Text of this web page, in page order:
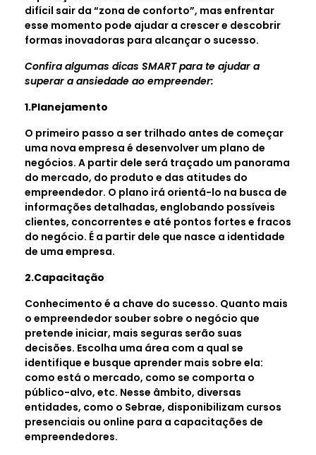
difícil sair da “zona de conforto”, mas enfrentar
esse momento pode ajudar a crescer e descobrir
formas inovadoras para alcançar o sucesso.
Confira algumas dicas SMART para te ajudar a
superar a ansiedade ao empreender:
1.Planejamento
O primeiro passo a ser trilhado antes de começar
uma nova empresa é desenvolver um plano de
negócios. A partir dele será traçado um panorama
do mercado, do produto e das atitudes do
empreendedor. O plano irá orientá-lo na busca de
informações detalhadas, englobando possíveis
clientes, concorrentes e até pontos fortes e fracos
do negócio. É a partir dele que nasce a identidade
de uma empresa.
2.Capacitação
Conhecimento é a chave do sucesso. Quanto mais
o empreendedor souber sobre o negócio que
pretende iniciar, mais seguras serão suas
decisões. Escolha uma área com a qual se
identifique e busque aprender mais sobre ela:
como está o mercado, como se comporta o
público-alvo, etc. Nesse âmbito, diversas
entidades, como o Sebrae, disponibilizam cursos
presenciais ou online para a capacitações de
empreendedores.